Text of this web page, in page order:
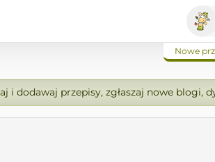
Nowe
i dodawaj przepisy, zgłaszaj nowe blogi,